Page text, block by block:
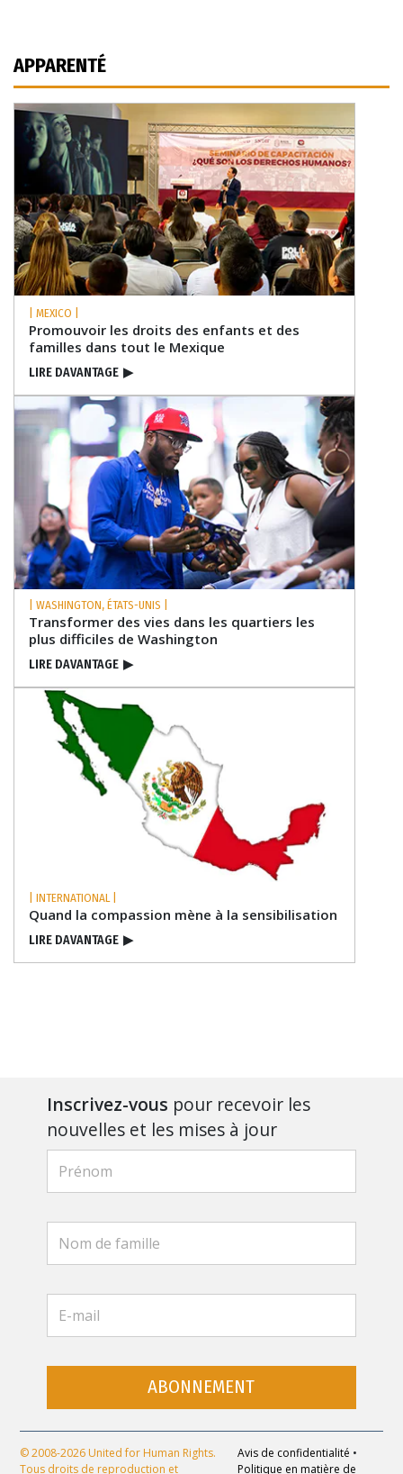
APPARENTÉ
| MEXICO |
Promouvoir les droits des enfants et des
familles dans tout le Mexique
LIRE DAVANTAGE ▶
| WASHINGTON, ÉTATS-UNIS |
Transformer des vies dans les quartiers les
plus difficiles de Washington
LIRE DAVANTAGE ▶
| INTERNATIONAL |
Quand la compassion mène à la sensibilisation
LIRE DAVANTAGE ▶
Inscrivez-vous pour recevoir les
nouvelles et les mises à jour
ABONNEMENT
© 2008-2026 United for Human Rights.
Tous droits de reproduction et
Avis de confidentialité •
Politique en matière de